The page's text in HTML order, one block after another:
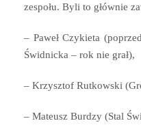
zespołu. Byli to głównie
– Paweł Czykieta
Świdnicka – rok nie grał),
– Krzysztof Rutkowski
– Mateusz Burdzy (Stal